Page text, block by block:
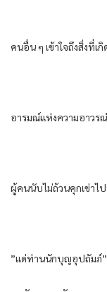
คนอื่น ๆ เข้าใจถึงสิ่งที่เ
อารมณ์แห่งความอาวร
ผู้คนนับไม่ถ้วนคุกเข่าไ
”แด่ท่านนักบุญอุปถัมภ์”